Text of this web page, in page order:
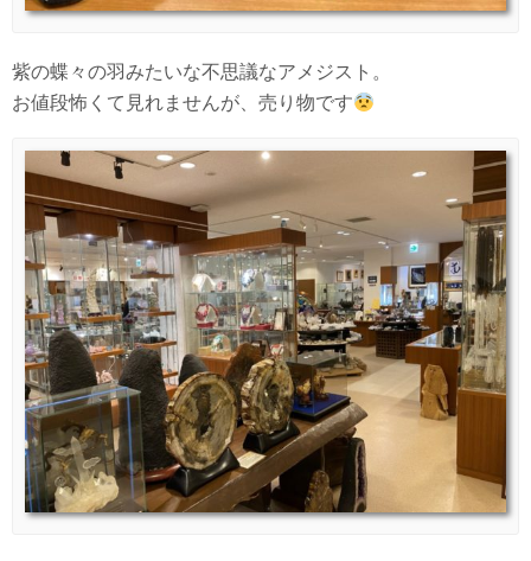
紫の蝶々の羽みたいな不思議なアメジスト。
お値段怖くて見れませんが、売り物です